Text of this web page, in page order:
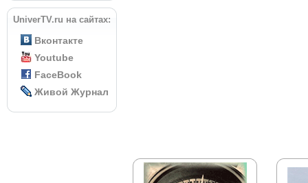
UniverTV.ru на сайтах:
Вконтакте
Youtube
FaceBook
Живой Журнал